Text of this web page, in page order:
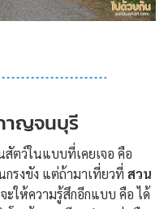
าญจนบุรี
ตว์ในแบบที่เคยเจอ คือ
รงขัง แต่ถ้ามาเที่ยวที่ สวน
จะให้ความรู้สึกอีกแบบ คือ ได้